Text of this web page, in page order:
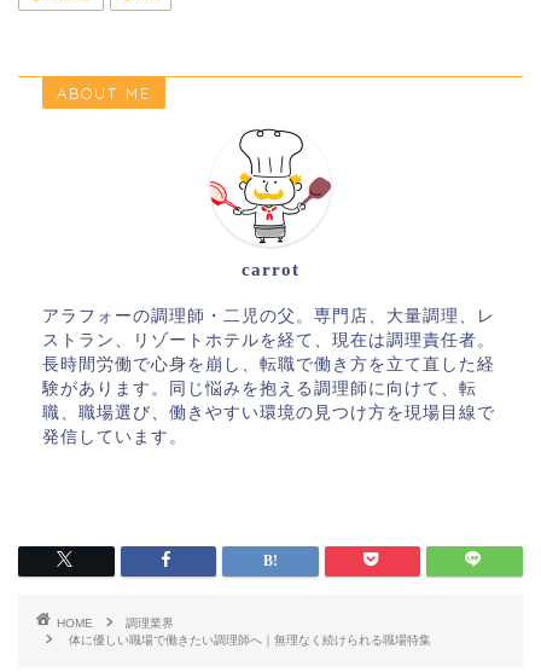
ABOUT ME
carrot
アラフォーの調理師・二児の父。専門店、大量調理、レ
ストラン、リゾートホテルを経て、現在は調理責任者。
長時間労働で心身を崩し、転職で働き方を立て直した経
験があります。同じ悩みを抱える調理師に向けて、転
職、職場選び、働きやすい環境の見つけ方を現場目線で
発信しています。
HOME
調理業界
体に優しい職場で働きたい調理師へ｜無理なく続けられる職場特集